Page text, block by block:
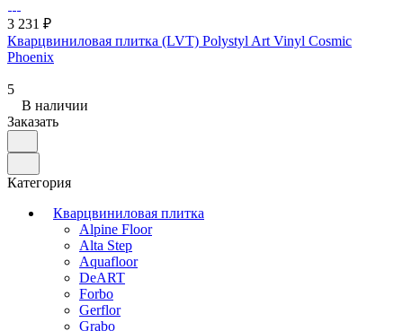
3 231 ₽
Кварцвиниловая плитка (LVT) Polystyl Art Vinyl Cosmic
Phoenix
5
В наличии
Заказать
Категория
Кварцвиниловая плитка
Alpine Floor
Alta Step
Aquafloor
DeART
Forbo
Gerflor
Grabo